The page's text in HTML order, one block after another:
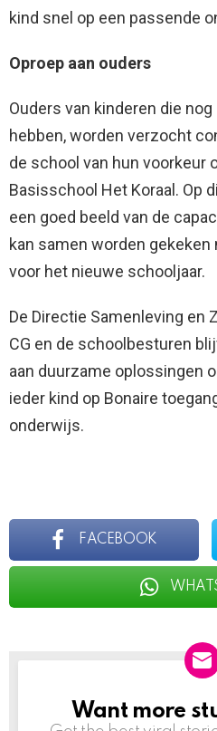
kind snel op een passende
Oproep aan ouders
Ouders van kinderen die
hebben, worden verzocht
de school van hun voorkeur
Basisschool Het Koraal. Op
een goed beeld van de
kan samen worden gekeken
voor het nieuwe schooljaar.
De Directie Samenleving en
CG en de schoolbesturen
aan duurzame oplossingen
ieder kind op Bonaire
onderwijs.
FACEBOOK
NEWSLETTER
Want more